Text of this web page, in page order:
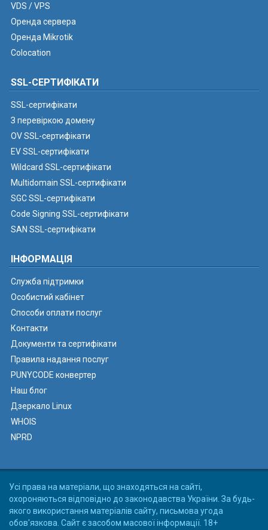
VDS / VPS
Оренда сервера
Оренда Mikrotik
Colocation
SSL-СЕРТИФІКАТИ
SSL-сертифікати
З перевіркою домену
OV SSL-сертифікати
EV SSL-сертифікати
Wildcard SSL-сертифікати
Multidomain SSL-сертифікати
SGC SSL-сертифікати
Code Signing SSL-сертифікати
SAN SSL-сертифікати
ІНФОРМАЦІЯ
Служба підтримки
Особистий кабінет
Способи оплати послуг
Контакти
Документи та сертифікати
Правила надання послуг
PUNYCODE конвертер
Наш блог
Дзеркало Linux
WHOIS
NPRD
Усі права на матеріали, що знаходяться на сайті,
охороняються відповідно до законодавства України. За будь-
якого використання матеріалів сайту, письмова угода
обов'язкова. Сайт є засобом масової інформації. 18+